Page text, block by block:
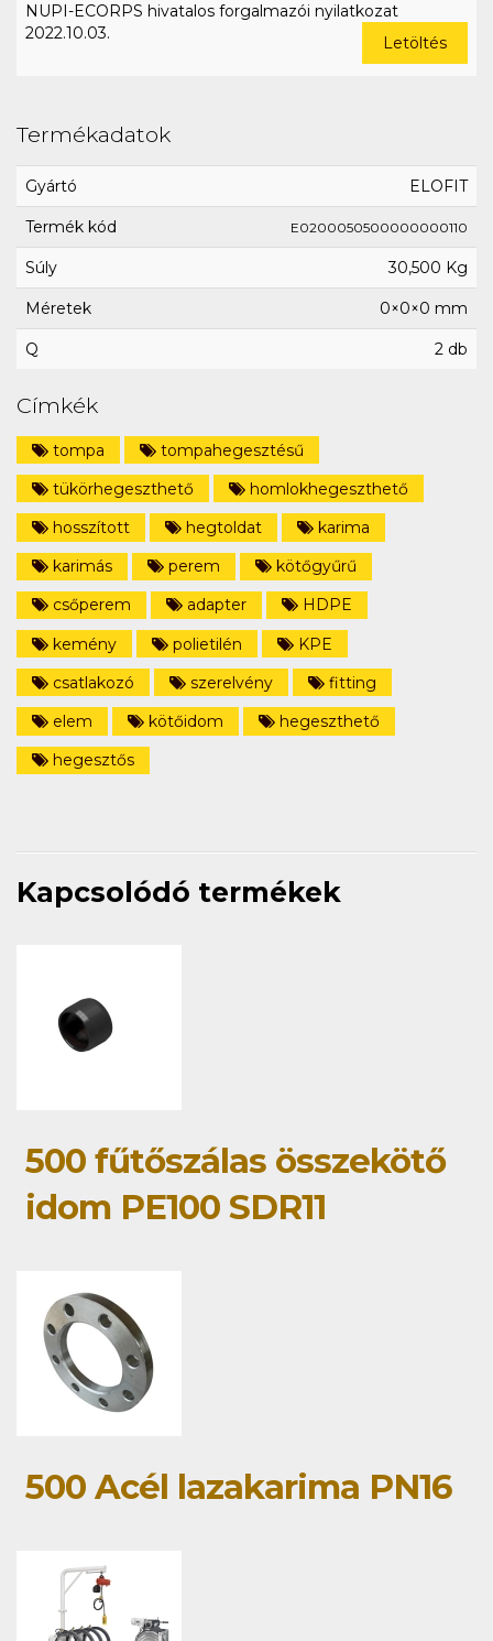
NUPI-ECORPS hivatalos forgalmazói nyilatkozat
2022.10.03.
Letöltés
Termékadatok
Gyártó ELOFIT
Termék kód E0200050500000000110
Súly 30,500 Kg
Méretek 0×0×0 mm
Q 2 db
Címkék
tompa
tompahegesztésű
tükörhegeszthető
homlokhegeszthető
hosszított
hegtoldat
karima
karimás
perem
kötőgyűrű
csőperem
adapter
HDPE
kemény
polietilén
KPE
csatlakozó
szerelvény
fitting
elem
kötőidom
hegeszthető
hegesztős
Kapcsolódó termékek
500 fűtőszálas összekötő
idom PE100 SDR11
500 Acél lazakarima PN16